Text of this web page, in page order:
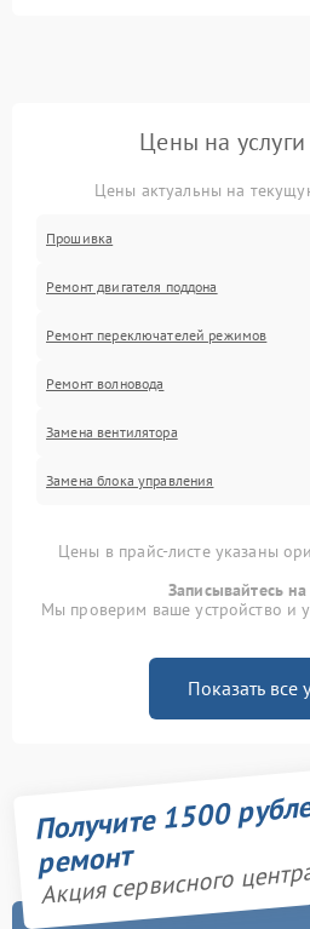
Цены на
Цены актуальны на
Прошивка
Ремонт двигателя поддона
Ремонт переключателей режимов
Ремонт волновода
Замена вентилятора
Замена блока управления
Цены в прайс-листе указаны
Записывайтесь
Мы проверим ваше устройство и
Показать все
Получите 1500
ремонт
Акция сервисного